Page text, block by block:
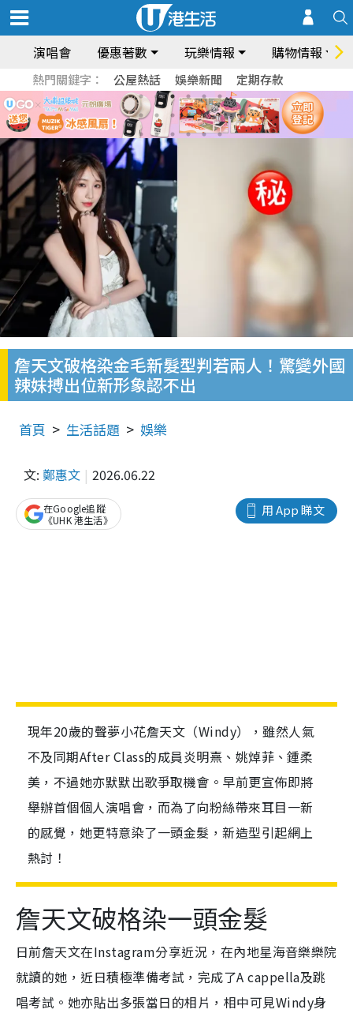
演唱會 優惠著數 玩樂情報 購物情報
熱門關鍵字： 公屋熱話 娛樂新聞 定期存款
詹天文破格染金毛新髮型判若兩人！驚變外國
辣妹搏出位新形象認不出
首頁 生活話題 娛樂
文: 鄭惠文 2026.06.22
用 App 睇文
在Google追蹤
《UHK 港生活》
現年20歲的聲夢小花詹天文（Windy），雖然人氣
不及同期After Class的成員炎明熹、姚焯菲、鍾柔
美，不過她亦默默出歌爭取機會。早前更宣佈即將
舉辦首個個人演唱會，而為了向粉絲帶來耳目一新
的感覺，她更特意染了一頭金髮，新造型引起網上
熱討！
詹天文破格染一頭金髮
日前詹天文在Instagram分享近況，在內地星海音樂樂院
就讀的她，近日積極準備考試，完成了A cappella及跳
唱考試。她亦貼出多張當日的相片，相中可見Windy身